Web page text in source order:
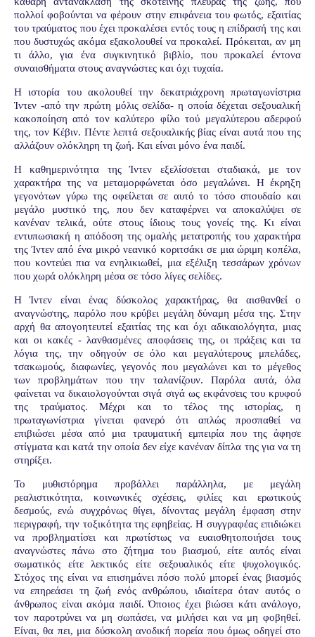
πολλοί φοβούνται να φέρουν στην επιφάνεια του φωτός, εξαιτίας
του τραύματος που έχει προκαλέσει εντός τους η επίδρασή της και
που δυστυχώς ακόμα εξακολουθεί να προκαλεί. Πρόκειται, αν μη
τι άλλο, για ένα συγκινητικό βιβλίο, που προκαλεί έντονα
συναισθήματα στους αναγνώστες και όχι τυχαία.
Η ιστορία του ακολουθεί την δεκατριάχρονη πρωταγωνίστρια
Ίντεν -από την πρώτη μόλις σελίδα- η οποία δέχεται σεξουαλική
κακοποίηση από τον καλύτερο φίλο τού μεγαλύτερου αδερφού
της, τον Κέβιν. Πέντε λεπτά σεξουαλικής βίας είναι αυτά που της
αλλάζουν ολόκληρη τη ζωή. Και είναι μόνο ένα παιδί.
Η καθημερινότητα της Ίντεν εξελίσσεται σταδιακά, με τον
χαρακτήρα της να μεταμορφώνεται όσο μεγαλώνει. Η έκρηξη
γεγονότων γύρω της οφείλεται σε αυτό το τόσο σπουδαίο και
μεγάλο μυστικό της, που δεν καταφέρνει να αποκαλύψει σε
κανέναν τελικά, ούτε στους ίδιους τους γονείς της. Κι είναι
εντυπωσιακή η απόδοση της ομαλής μετατροπής του χαρακτήρα
της Ίντεν από ένα μικρό νεανικό κοριτσάκι σε μια ώριμη κοπέλα,
που κοντεύει πια να ενηλικιωθεί, μια εξέλιξη τεσσάρων χρόνων
που χωρά ολόκληρη μέσα σε τόσο λίγες σελίδες.
Η Ίντεν είναι ένας δύσκολος χαρακτήρας, θα αισθανθεί ο
αναγνώστης, παρόλο που κρύβει μεγάλη δύναμη μέσα της. Στην
αρχή θα απογοητευτεί εξαιτίας της και όχι αδικαιολόγητα, μιας
και οι κακές - λανθασμένες αποφάσεις της, οι πράξεις και τα
λόγια της, την οδηγούν σε όλο και μεγαλύτερους μπελάδες,
τσακωμούς, διαφωνίες, γεγονός που μεγαλώνει και το μέγεθος
των προβλημάτων που την ταλανίζουν. Παρόλα αυτά, όλα
φαίνεται να δικαιολογούνται σιγά σιγά ως εκφάνσεις του κρυφού
της τραύματος. Μέχρι και το τέλος της ιστορίας, η
πρωταγωνίστρια γίνεται φανερό ότι απλώς προσπαθεί να
επιβιώσει μέσα από μια τραυματική εμπειρία που της άφησε
στίγματα και κατά την οποία δεν είχε κανέναν δίπλα της για να τη
στηρίξει.
Το μυθιστόρημα προβάλλει παράλληλα, με μεγάλη
ρεαλιστικότητα, κοινωνικές σχέσεις, φιλίες και ερωτικούς
δεσμούς, ενώ συγχρόνως θίγει, δίνοντας μεγάλη έμφαση στην
περιγραφή, την τοξικότητα της εφηβείας. Η συγγραφέας επιδιώκει
να προβληματίσει και πρωτίστως να ευαισθητοποιήσει τους
αναγνώστες πάνω στο ζήτημα του βιασμού, είτε αυτός είναι
σωματικός είτε λεκτικός είτε σεξουαλικός είτε ψυχολογικός.
Στόχος της είναι να επισημάνει πόσο πολύ μπορεί ένας βιασμός
να επηρεάσει τη ζωή ενός ανθρώπου, ιδιαίτερα όταν αυτός ο
άνθρωπος είναι ακόμα παιδί. Όποιος έχει βιώσει κάτι ανάλογο,
τον παροτρύνει να μη σωπάσει, να μιλήσει και να μη φοβηθεί.
Είναι, θα πει, μια δύσκολη ανοδική πορεία που όμως οδηγεί στο